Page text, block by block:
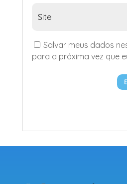
Salvar meus dados
para a próxima vez que